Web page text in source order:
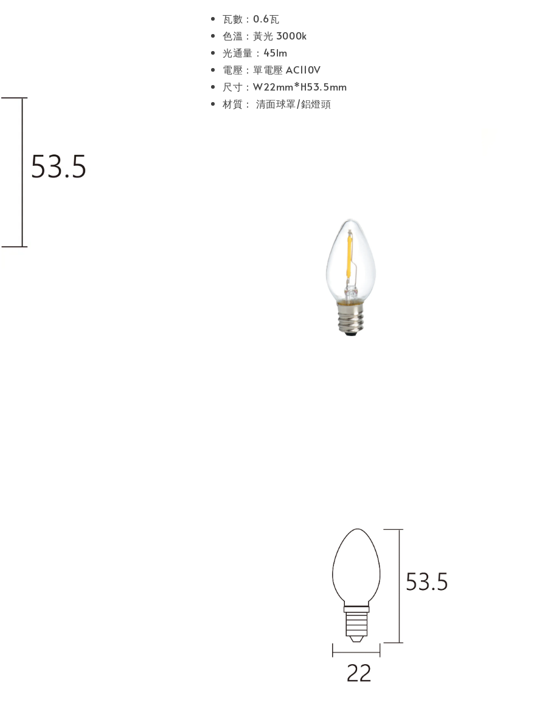
瓦數：0.6瓦
色溫：黃光 3000k
光通量：45lm
電壓：單電壓 AC110V
尺寸：W22mm*H53.5mm
材質： 清面球罩/鋁燈頭